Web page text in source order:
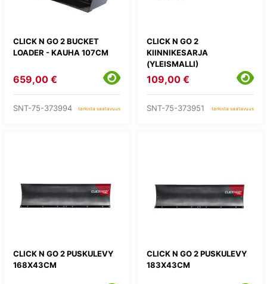
CLICK N GO 2 BUCKET
LOADER - KAUHA 107CM
659,00 €
SNT-75-373994 tarkista saatavuus
CLICK N GO 2
KIINNIKESARJA
(YLEISMALLI)
109,00 €
SNT-75-373951 tarkista saatavuus
CLICK N GO 2 PUSKULEVY
168X43CM
CLICK N GO 2 PUSKULEVY
183X43CM